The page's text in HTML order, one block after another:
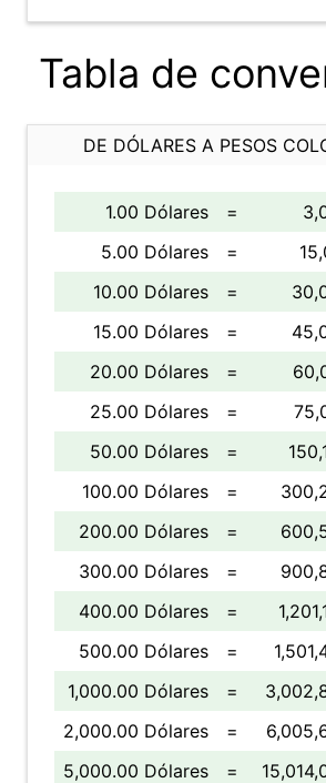
Tabla de
DE DÓLARES A PESOS
1.00 Dólares =
5.00 Dólares
=
10.00 Dólares
=
15.00 Dólares
=
20.00 Dólares
=
25.00 Dólares
=
50.00 Dólares
=
100.00 Dólares
=
200.00 Dólares
=
300.00 Dólares
=
400.00 Dólares
=
500.00 Dólares
=
1,000.00 Dólares
=
2,000.00 Dólares
=
5,000.00 Dólares
=